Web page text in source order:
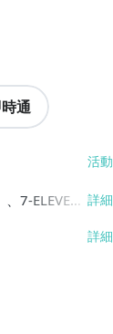
通
7-ELEVEN
取貨付款
費$80、